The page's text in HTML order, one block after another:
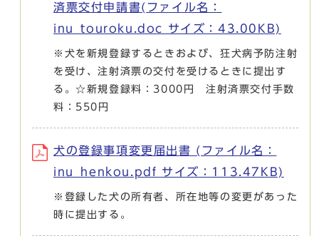
済票交付申請書(ファイル名：
inu_touroku.doc サイズ：43.00KB)
※犬を新規登録するときおよび、狂犬病予防注射
を受け、注射済票の交付を受けるときに提出す
る。☆新規登録料：3000円 注射済票交付手数
料：550円
犬の登録事項変更届出書 (ファイル名：
inu_henkou.pdf サイズ：113.47KB)
※登録した犬の所有者、所在地等の変更があった
時に提出する。